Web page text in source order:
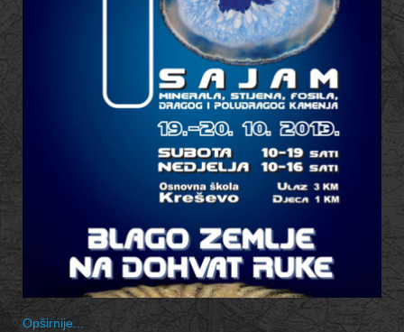
Opširnije...